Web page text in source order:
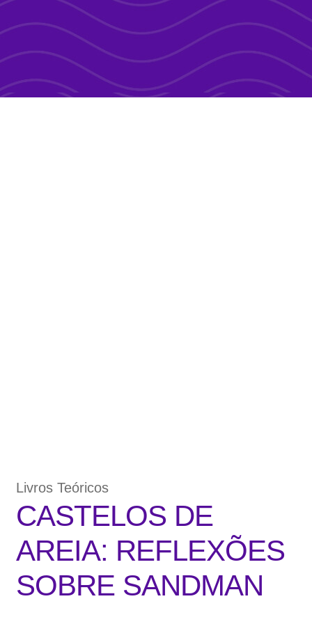
Livros Teóricos
CASTELOS DE
AREIA: REFLEXÕES
SOBRE SANDMAN